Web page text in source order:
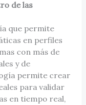
de las
que permite
en perfiles
con más de
y de
permite crear
para validar
en tiempo real,